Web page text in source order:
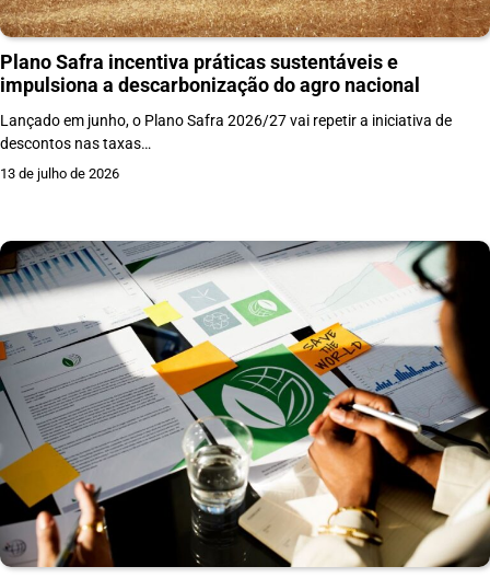
Plano Safra incentiva práticas sustentáveis e
impulsiona a descarbonização do agro nacional
Lançado em junho, o Plano Safra 2026/27 vai repetir a iniciativa de
descontos nas taxas…
13 de julho de 2026